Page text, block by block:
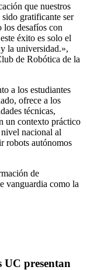
que nuestros
gratificante ser
los desafíos con
éxito es solo el
la universidad.»,
de Robótica de la
a los estudiantes
ofrece a los
técnicas,
un contexto práctico
nivel nacional al
robots autónomos
de
vanguardia como la
UC presentan